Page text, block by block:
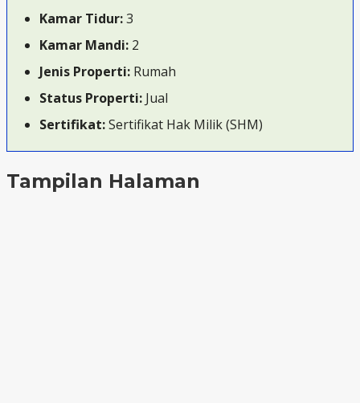
Kamar Tidur:3
Kamar Mandi: 2
Jenis Properti: Rumah
Status Properti: Jual
Sertifikat:Sertifikat Hak Milik (SHM)
Tampilan Halaman